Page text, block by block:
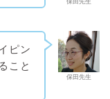
保田先生
ピン
こと